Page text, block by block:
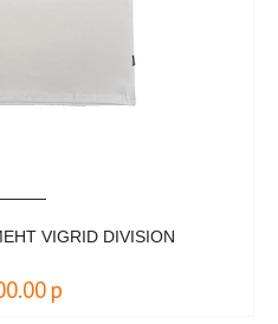
VIGRID DIVISION
р